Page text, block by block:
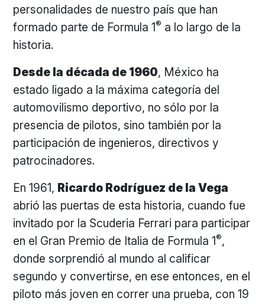
personalidades de nuestro país que han
formado parte de Formula 1® a lo largo de la
historia.
Desde la década de 1960, México ha
estado ligado a la máxima categoría del
automovilismo deportivo, no sólo por la
presencia de pilotos, sino también por la
participación de ingenieros, directivos y
patrocinadores.
En 1961, Ricardo Rodríguez de la Vega
abrió las puertas de esta historia, cuando fue
invitado por la Scuderia Ferrari para participar
en el Gran Premio de Italia de Formula 1®,
donde sorprendió al mundo al calificar
segundo y convertirse, en ese entonces, en el
piloto más joven en correr una prueba, con 19